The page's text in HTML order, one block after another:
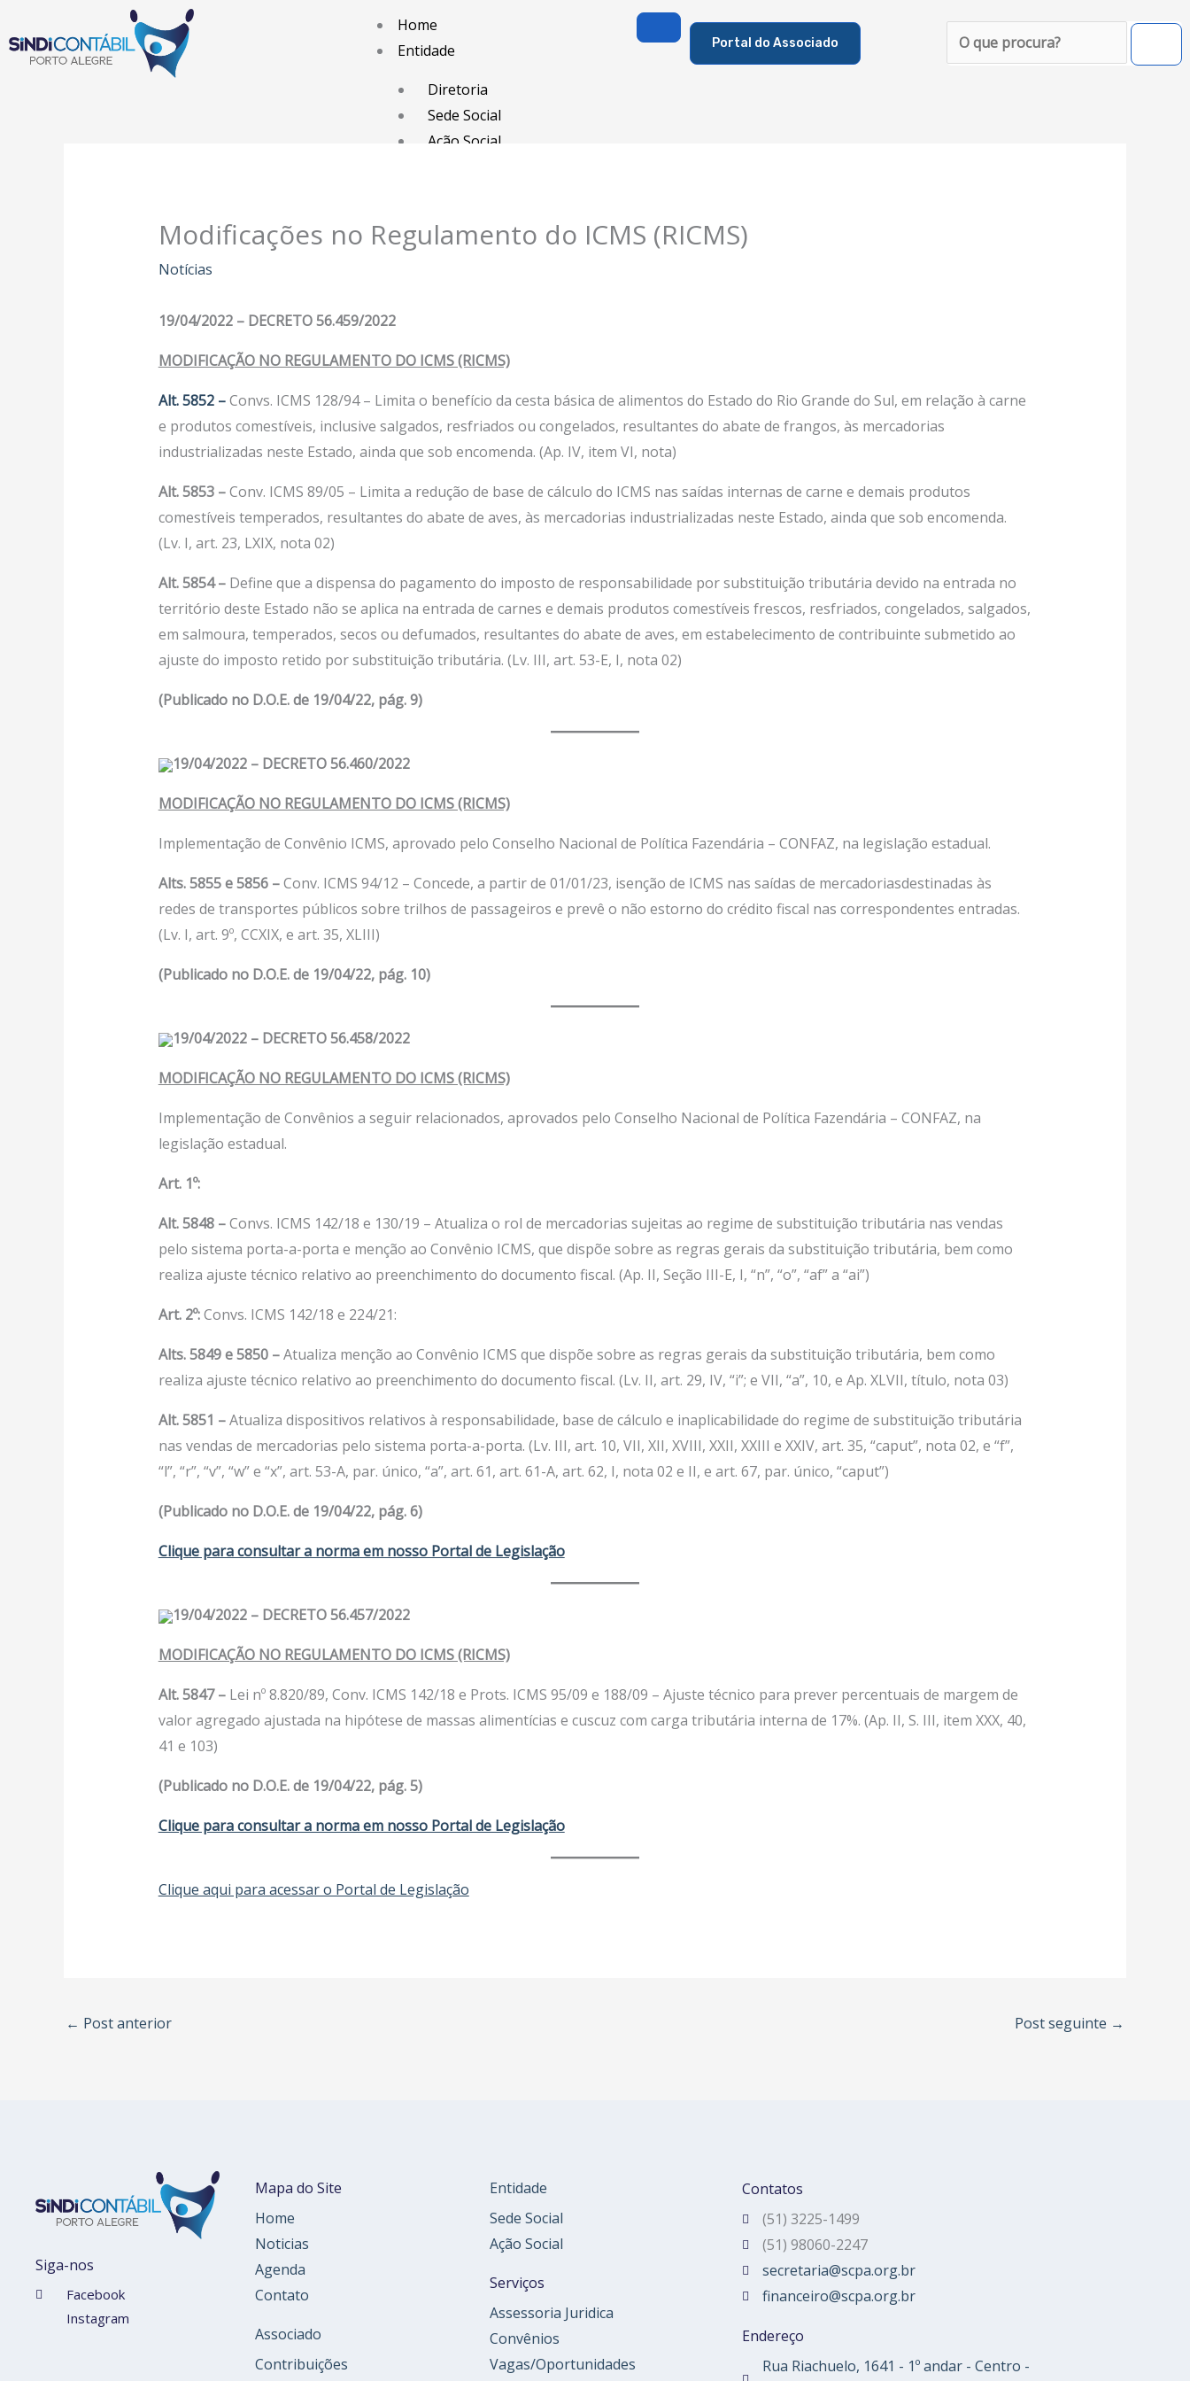
para
Home
Entidade
Diretoria
Sede Social
Ação Social
Contribuições
Assessoria Juridica
Convênios
Cursos
Links
Agenda
Contato
Portal do Associado
Pesquisar
Modificações no Regulamento do ICMS (RICMS)
Notícias
19/04/2022 – DECRETO 56.459/2022
MODIFICAÇÃO NO REGULAMENTO DO ICMS (RICMS)
Alt. 5852 –Convs. ICMS 128/94 – Limita o benefício da cesta básica de alimentos do Estado do Rio Grande do Sul, em relação à carne
e produtos comestíveis, inclusive salgados, resfriados ou congelados, resultantes do abate de frangos, às mercadorias
industrializadas neste Estado, ainda que sob encomenda. (Ap. IV, item VI, nota)
Alt. 5853 –Conv. ICMS 89/05 – Limita a redução de base de cálculo do ICMS nas saídas internas de carne e demais produtos
comestíveis temperados, resultantes do abate de aves, às mercadorias industrializadas neste Estado, ainda que sob encomenda.
(Lv. I, art. 23, LXIX, nota 02)
Alt. 5854 – Define que a dispensa do pagamento do imposto de responsabilidade por substituição tributária devido na entrada no
território deste Estado não se aplica na entrada de carnes e demais produtos comestíveis frescos, resfriados, congelados, salgados,
em salmoura, temperados, secos ou defumados, resultantes do abate de aves, em estabelecimento de contribuinte submetido ao
ajuste do imposto retido por substituição tributária. (Lv. III, art. 53-E, I, nota 02)
(Publicado no D.O.E. de 19/04/22, pág. 9)
19/04/2022 – DECRETO 56.460/2022
MODIFICAÇÃO NO REGULAMENTO DO ICMS (RICMS)
Implementação de Convênio ICMS, aprovado pelo Conselho Nacional de Política Fazendária – CONFAZ, na legislação estadual.
Alts. 5855 e 5856 –Conv. ICMS 94/12 – Concede, a partir de 01/01/23, isenção de ICMS nas saídas de mercadoriasdestinadas às
redes de transportes públicos sobre trilhos de passageiros e prevê o não estorno do crédito fiscal nas correspondentes entradas.
(Lv. I, art. 9º, CCXIX, e art. 35, XLIII)
(Publicado no D.O.E. de 19/04/22, pág. 10)
19/04/2022 – DECRETO 56.458/2022
MODIFICAÇÃO NO REGULAMENTO DO ICMS (RICMS)
Implementação de Convênios a seguir relacionados, aprovados pelo Conselho Nacional de Política Fazendária – CONFAZ, na
legislação estadual.
Art. 1º:
Alt. 5848 –Convs. ICMS 142/18 e 130/19 – Atualiza o rol de mercadorias sujeitas ao regime de substituição tributária nas vendas
pelo sistema porta-a-porta e menção ao Convênio ICMS, que dispõe sobre as regras gerais da substituição tributária, bem como
realiza ajuste técnico relativo ao preenchimento do documento fiscal. (Ap. II, Seção III-E, I, “n”, “o”, “af” a “ai”)
Art. 2º:Convs. ICMS 142/18 e 224/21:
Alts. 5849 e 5850 –Atualiza menção ao Convênio ICMS que dispõe sobre as regras gerais da substituição tributária, bem como
realiza ajuste técnico relativo ao preenchimento do documento fiscal. (Lv. II, art. 29, IV, “i”; e VII, “a”, 10, e Ap. XLVII, título, nota 03)
Alt. 5851 –Atualiza dispositivos relativos à responsabilidade, base de cálculo e inaplicabilidade do regime de substituição tributária
nas vendas de mercadorias pelo sistema porta-a-porta. (Lv. III, art. 10, VII, XII, XVIII, XXII, XXIII e XXIV, art. 35, “caput”, nota 02, e “f”,
“l”, “r”, “v”, “w” e “x”, art. 53-A, par. único, “a”, art. 61, art. 61-A, art. 62, I, nota 02 e II, e art. 67, par. único, “caput”)
(Publicado no D.O.E. de 19/04/22, pág. 6)
Clique para consultar a norma em nosso Portal de Legislação
19/04/2022 – DECRETO 56.457/2022
MODIFICAÇÃO NO REGULAMENTO DO ICMS (RICMS)
Alt. 5847 – Lei nº 8.820/89, Conv. ICMS 142/18 e Prots. ICMS 95/09 e 188/09 – Ajuste técnico para prever percentuais de margem de
valor agregado ajustada na hipótese de massas alimentícias e cuscuz com carga tributária interna de 17%. (Ap. II, S. III, item XXX, 40,
41 e 103)
(Publicado no D.O.E. de 19/04/22, pág. 5)
Clique para consultar a norma em nosso Portal de Legislação
Clique aqui para acessar o Portal de Legislação
← Post anterior Post seguinte →
Siga-nos
Facebook
Instagram
Mapa do Site
Home
Noticias
Agenda
Contato
Associado
Contribuições
Entidade
Sede Social
Ação Social
Serviços
Assessoria Juridica
Convênios
Vagas/Oportunidades
Contatos
(51) 3225-1499
(51) 98060-2247
secretaria@scpa.org.br
financeiro@scpa.org.br
Endereço
Rua Riachuelo, 1641 - 1º andar - Centro -